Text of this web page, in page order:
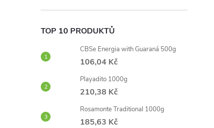
TOP 10 PRODUKTŮ
CBSe Energia with Guaraná 500g
106,04 Kč
Playadito 1000g
210,38 Kč
Rosamonte Traditional 1000g
185,63 Kč